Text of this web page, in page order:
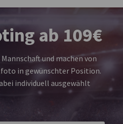
ab 109€
und machen von
in gewünschter Position.
individuell ausgewählt